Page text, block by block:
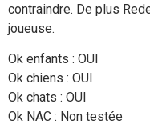
contraindre. De plus
joueuse.
Ok enfants : OUI
Ok chiens : OUI
Ok chats : OUI
Ok NAC : Non testée